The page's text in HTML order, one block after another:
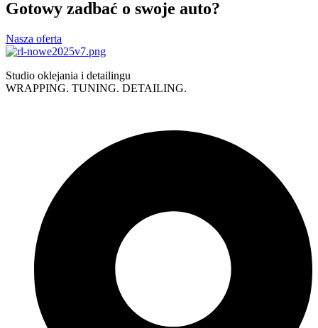
Gotowy zadbać o swoje auto?
Nasza oferta
Studio oklejania i detailingu
WRAPPING. TUNING. DETAILING.